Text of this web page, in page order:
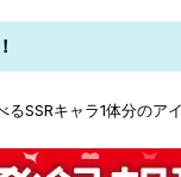
SSRキャラ1体分の